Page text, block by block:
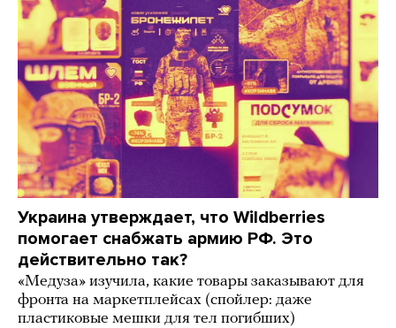
Украина утверждает, что Wildberries
помогает снабжать армию РФ. Это
действительно так?
«Медуза» изучила, какие товары заказывают для
фронта на маркетплейсах (спойлер: даже
пластиковые мешки для тел погибших)